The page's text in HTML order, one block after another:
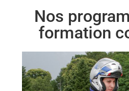
Nos
formation